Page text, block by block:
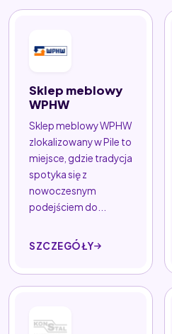
Sklep meblowy
WPHW
Sklep meblowy WPHW
zlokalizowany w Pile to
miejsce, gdzie tradycja
spotyka się z
nowoczesnym
podejściem do...
SZCZEGÓŁY